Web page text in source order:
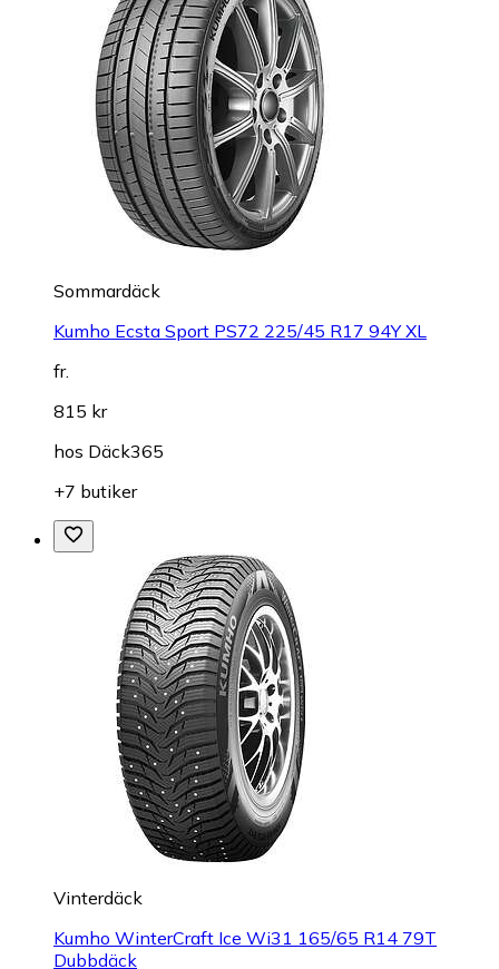
Sommardäck
Kumho Ecsta Sport PS72 225/45 R17 94Y XL
fr.
815 kr
hos Däck365
+7 butiker
Vinterdäck
Kumho WinterCraft Ice Wi31 165/65 R14 79T
Dubbdäck